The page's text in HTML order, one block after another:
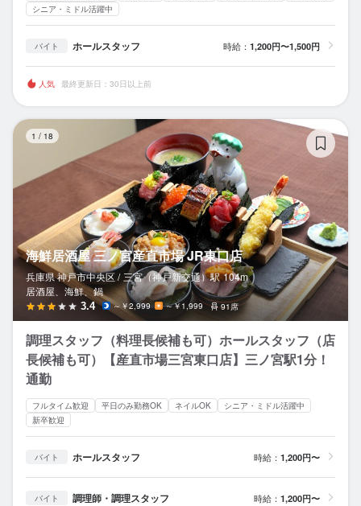
シニア・ミドル活躍中
バイト ホールスタッフ 時給： 1,200円〜1,500円
人気 最終更新日：30日以上前
1 / 18
海鮮居酒屋 三ノ宮産直市場 JR東口店
兵庫県 神戸市中央区 / 三宮（神戸新交通）駅 104m
居酒屋、海鮮、鍋
3.4 ～￥2,999 ～￥1,999 91席
調理スタッフ（料理長候補も可）ホールスタッフ（店
長候補も可）【産直市場三宮東口店】三ノ宮駅1分！
通勤
フルタイム歓迎 平日のみ勤務OK ネイルOK
シニア・ミドル活躍中
新卒歓迎
バイト ホールスタッフ 時給： 1,200円〜
バイト 調理師・調理スタッフ 時給： 1,200円〜